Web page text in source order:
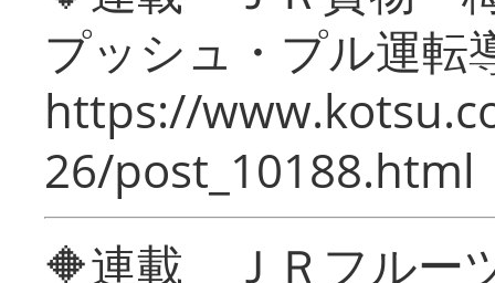
プッシュ・プル運転
https://
26/post_10188.html
🔶連載 ＪＲフルー